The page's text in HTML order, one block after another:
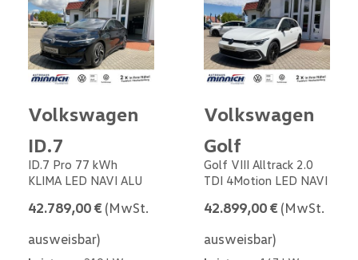
Volkswagen
ID.7
ID.7 Pro 77 kWh
KLIMA LED NAVI ALU
42.789,00 € (MwSt.
ausweisbar)
Volkswagen
Golf
Golf VIII Alltrack 2.0
TDI 4Motion LED NAVI
42.899,00 € (MwSt.
ausweisbar)